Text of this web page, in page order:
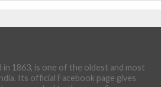
in 1863, is one of the oldest and most
Its official Facebook page gives